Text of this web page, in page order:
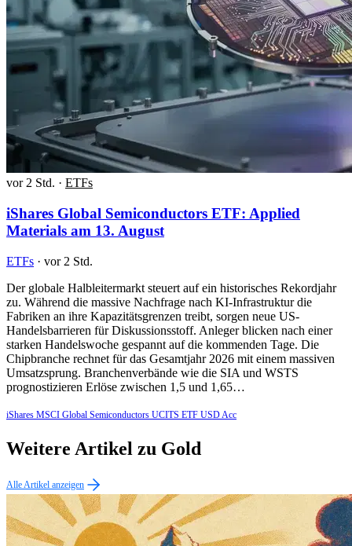
vor 2 Std. · ETFs
iShares Global Semiconductors ETF: Applied
Materials am 13. August
ETFs · vor 2 Std.
Der globale Halbleitermarkt steuert auf ein historisches Rekordjahr
zu. Während die massive Nachfrage nach KI-Infrastruktur die
Fabriken an ihre Kapazitätsgrenzen treibt, sorgen neue US-
Handelsbarrieren für Diskussionsstoff. Anleger blicken nach einer
starken Handelswoche gespannt auf die kommenden Tage. Die
Chipbranche rechnet für das Gesamtjahr 2026 mit einem massiven
Umsatzsprung. Branchenverbände wie die SIA und WSTS
prognostizieren Erlöse zwischen 1,5 und 1,65…
iShares MSCI Global Semiconductors UCITS ETF USD Acc
Weitere Artikel zu Gold
Alle Artikel anzeigen